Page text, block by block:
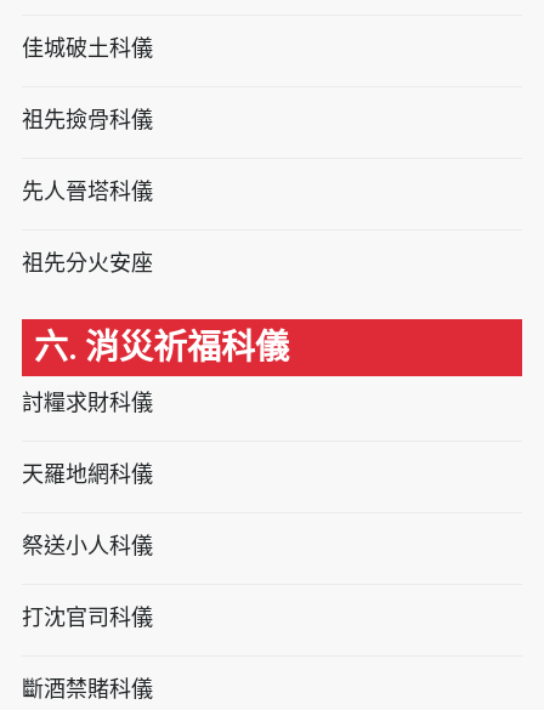
佳城破土科儀
祖先撿骨科儀
先人晉塔科儀
祖先分火安座
六. 消災祈福科儀
討糧求財科儀
天羅地網科儀
祭送小人科儀
打沈官司科儀
斷酒禁賭科儀